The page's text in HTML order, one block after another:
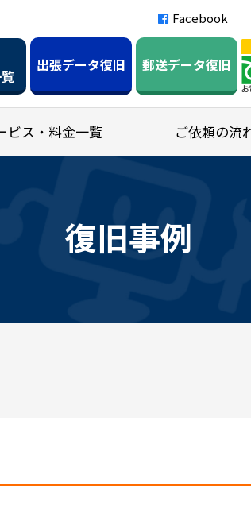
Facebook
出張データ復旧 郵送データ復旧
ビス・料金一覧 ご依頼の流
復旧事例